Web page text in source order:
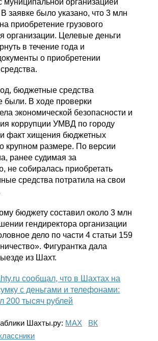
муниципальной организацией
заявке было указано, что 3 млн
приобретение грузового
организации. Целевые деньги
в течение года и
о приобретении
бюджетные средства
были. В ходе проверки
экономической безопасности и
коррупции УМВД по городу
факт хищения бюджетных
крупном размере. По версии
ранее судимая за
не собиралась приобретать
средства потратила на свои
бюджету составил около 3 млн
гендиректора организации
дело по части 4 статьи 159
Фигурантка дала
из Шахт.
сообщал, что в Шахтах на
с деньгами и телефонами:
200 тысяч рублей
Шахты.ру: МАХ
ВК